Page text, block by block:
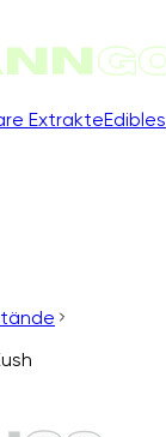
ExtrakteEdibles